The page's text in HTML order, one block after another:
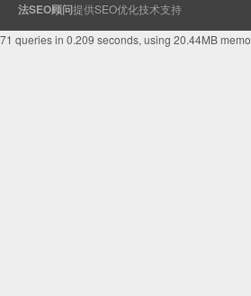
法SEO顾问提供SEO优化技术支持
71 queries in 0.209 seconds, using 20.44MB